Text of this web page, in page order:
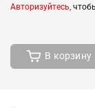
Авторизуйтесь,
В корзину